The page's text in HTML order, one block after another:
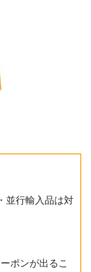
並行輸入品は対
ポンが出るこ